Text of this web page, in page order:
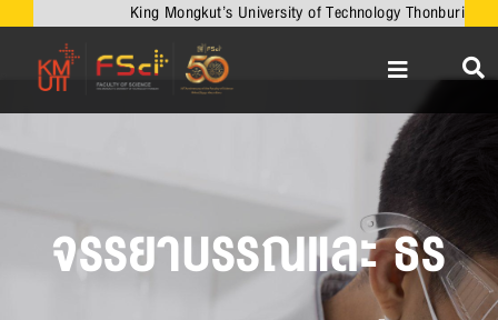
content
King Mongkut’s University of Technology Thonburi
Toggle
Navigation
หน้าหลัก
เกี่ยวกับคณะ
งานวิจัยและนวัตกรรม
จรรยาบรรณและ ธร